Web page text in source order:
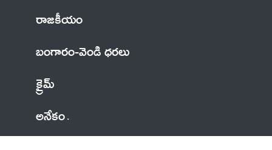
రాజకీయం
బంగారం-వెండి ధరలు
క్రైమ్
అనేకం